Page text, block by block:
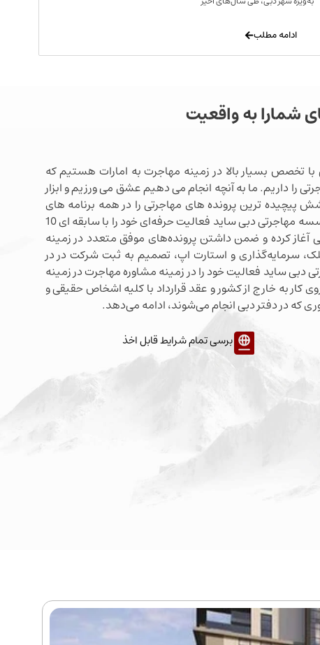
ادامه مطلب
شمارا به واقعیت
تخصص بسیار بالا در زمینه مهاجرت به امارات هستیم که
را داریم. ما به آنچه انجام می دهیم عشق می ورزیم و ابزار
پیچیده ترین پرونده های مهاجرتی را در همه برنامه های
مهاجرتی دبی در اختیار داریم. موسسه مهاجرتی دبی ساید فعالیت حرفه‌ای خود را با سابقه ای 10
آغاز کرده و ضمن داشتن پرونده‌های موفق متعدد در زمینه
سرمایه‌گذاری و استارت اپ، تصمیم به ثبت شرکت در در
دبی ساید فعالیت خود را در زمینه مشاوره مهاجرت در زمینه
کار به خارج از کشور و عقد قرارداد با کلیه اشخاص حقیقی و
که در دفتر دبی انجام می‌شوند، ادامه می‌دهد.
برسی تمام شرایط قابل اخذ